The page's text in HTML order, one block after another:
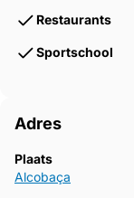
Restaurants
Sportschool
Adres
Plaats
Alcobaça